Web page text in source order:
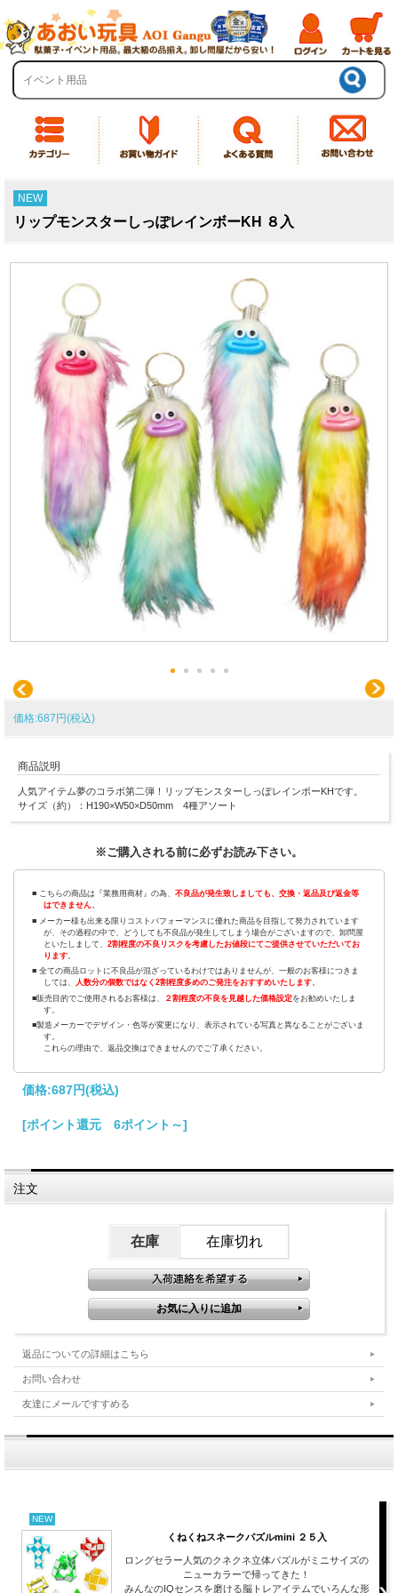
NEW
リップモンスターしっぽレインボーKH ８入
価格:687円(税込)
商品説明
人気アイテム夢のコラボ第二弾！リップモンスターしっぽレインボーKHです。
サイズ（約）：H190×W50×D50mm 4種アソート
※ご購入される前に必ずお読み下さい。
■ こちらの商品は『業務用商材』の為、 不良品が発生致しましても、交換・返品及び返金等
はできません。
■ メーカー様も出来る限りコストパフォーマンスに優れた商品を目指して努力されています
が、その過程の中で、どうしても不良品が発生してしまう場合がございますので、卸問屋
といたしまして、2割程度の不良リスクを考慮したお値段にてご提供させていただいてお
ります
■ 全ての商品ロットに不良品が混ざっているわけではありませんが、一般のお客様につきま
しては、 人数分の個数ではなく2割程度多めのご発注をおすすめいたします。
■販売目的でご使用されるお客様は、
２割程度の不良を見越した価格設定をお勧めいたしま
す。
■製造メーカーでデザイン・色等が変更になり、表示されている写真と異なることがございま
す。
これらの理由で、返品交換はできませんのでご了承ください。
価格:687円(税込)
[ポイント還元 6ポイント～]
注文
在庫 在庫切れ
返品についての詳細はこちら
お問い合わせ
友達にメールですすめる
NEW
くねくねスネークパズルmini ２５入
ロングセラー人気のクネクネ立体パズルがミニサイズの
ニューカラーで帰ってきた！
みんなのIQセンスを磨ける脳トレアイテムでいろんな形